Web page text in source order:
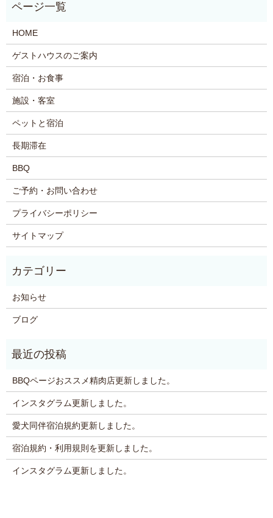
HOME
ゲストハウスのご案内
宿泊・お食事
施設・客室
ペットと宿泊
長期滞在
BBQ
ご予約・お問い合わせ
プライバシーポリシー
サイトマップ
お知らせ
ブログ
BBQページおススメ精肉店更新しました。
インスタグラム更新しました。
愛犬同伴宿泊規約更新しました。
宿泊規約・利用規則を更新しました。
インスタグラム更新しました。